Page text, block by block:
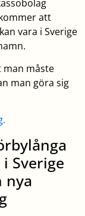
att
vara i Sverige
man måste
man göra sig
Sverige
nya